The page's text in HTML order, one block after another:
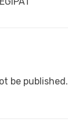
be published.